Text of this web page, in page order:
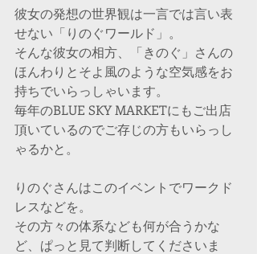
彼女の発想の世界観は一言では言い表
せない「りのぐワールド」。
そんな彼女の相方、「きのぐ」さんの
ほんわりとそよ風のような空気感をお
持ちでいらっしゃいます。
毎年のBLUE SKY MARKETにもご出店
頂いているのでご存じの方もいらっし
ゃるかと。
りのぐさんはこのイベントでワークド
レスなどを。
その方々の体系なども何が合うかな
ど、ぱっと見て判断してくださいま